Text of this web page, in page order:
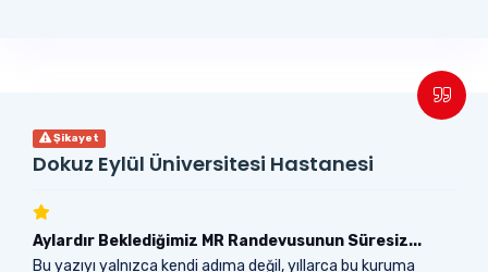
Şikayet
Dokuz Eylül Üniversitesi Hastanesi
Aylardır Beklediğimiz MR Randevusunun Süresiz...
Bu yazıyı yalnızca kendi adıma değil, yıllarca bu kuruma